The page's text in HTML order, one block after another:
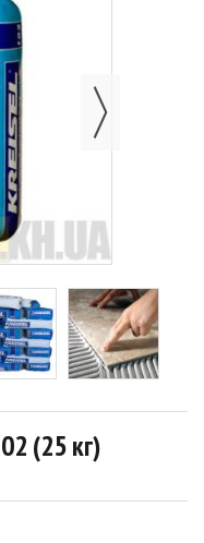
(25 кг)